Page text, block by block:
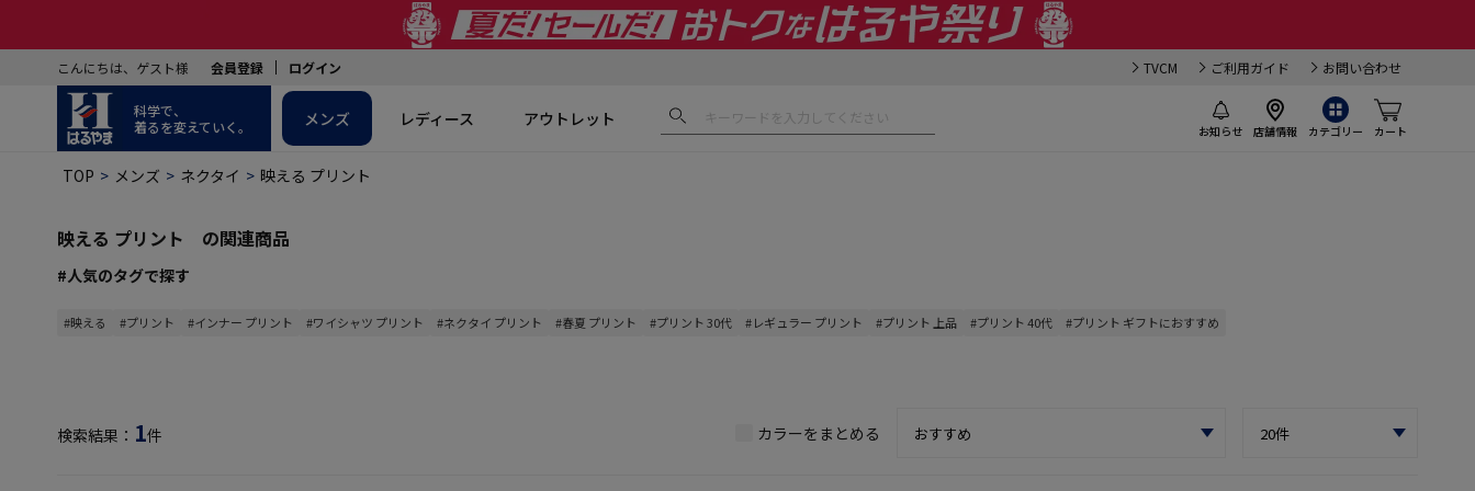
こんにちは、ゲスト様 会員登録 ログイン TVCM ご利用ガイド お問い合わせ
科学で、
着るを変えていく。
お知らせ 店舗情報 カテゴリー カート
メンズ レディース アウトレット
TOP メンズ ネクタイ 映える プリント
映える プリント の関連商品
#人気のタグで探す
#映える #プリント #インナー プリント #ワイシャツ プリント #ネクタイ プリント #春夏 プリント #プリント 30代 #レギュラー プリント #プリント 上品 #プリント 40代 #プリント ギフトにおすすめ
検索結果： 1件 カラーをまとめる